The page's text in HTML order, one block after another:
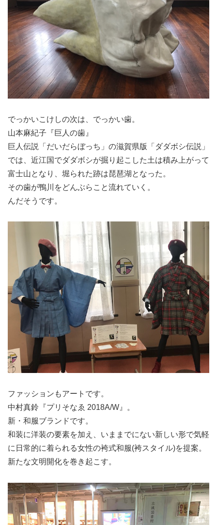
でっかいこけしの次は、でっかい歯。
山本麻紀子『巨人の歯』
巨人伝説「だいだらぼっち」の滋賀県版「ダダボシ伝説」
では、近江国でダダボシが掘り起こした土は積み上がって
富士山となり、堀られた跡は琵琶湖となった。
その歯が鴨川をどんぶらこと流れていく。
んだそうです。
ファッションもアートです。
中村真鈴『プリそなゑ 2018A/W』。
新・和服ブランドです。
和装に洋装の要素を加え、いままでにない新しい形で気軽
に日常的に着られる女性の袴式和服(袴スタイル)を提案。
新たな文明開化を巻き起こす。